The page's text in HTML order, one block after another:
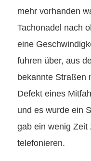
mehr vorhanden
Tachonadel nach
eine
fuhren über, aus
bekannte Straßen
Defekt eines
und es wurde ein
gab ein wenig Zeit
telefonieren.